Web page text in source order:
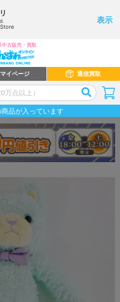
表示
中古販売・買取
マイページ 通信買取
品が入っています